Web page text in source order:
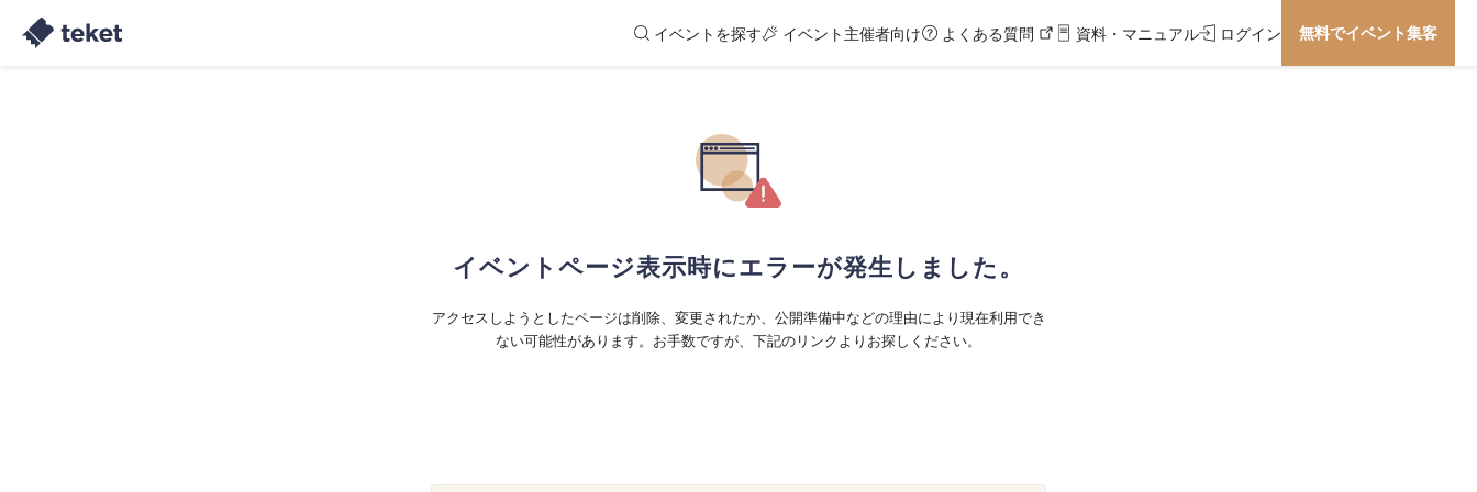
イベントを探す イベント主催者向け よくある質問 資料・マニュアル ログイン 無料でイベント集客
イベントページ表示時にエラーが発生しました。
アクセスしようとしたページは削除、変更されたか、公開準備中などの理由により現在利用でき
ない可能性があります。お手数ですが、下記のリンクよりお探しください。